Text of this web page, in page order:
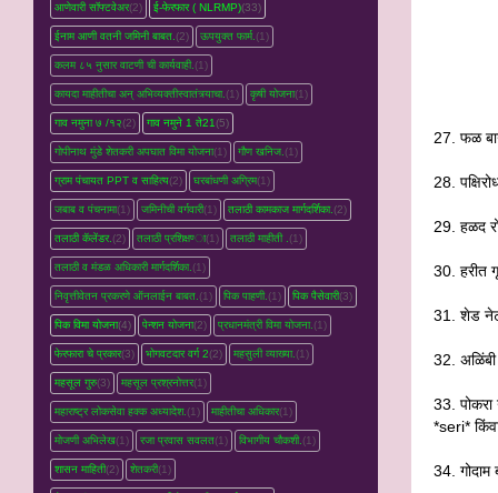
27. फळ
28.
29. हळद
30. हरीत
31. शेड
32. अळिंबी
33. पोकरा
*seri*
34. गोदाम
आणेवारी सॉफ्टवेअर(2) ई-फेरफार ( NLRMP)(33)
ईनाम आणी वतनी जमिनी बाबत.(2) ऊपयुक्त फार्म.(1)
कलम ८५ नुसार वाटणी ची कार्यवाही.(1)
कायदा माहीतीचा अन् अभिव्यक्तीस्वातंत्र्याचा.(1) कृषी योजना(1)
गाव नमुना ७ /१२(2) गाव नमुने 1 ते21(5)
गोपीनाथ मुंडे शेतकरी अपघात विमा योजना(1) गौण खनिज.(1)
ग्राम पंचायत PPT व साहित्य(2) घरबांधणी अग्रिम(1)
जबाब व पंचनामा(1) जमिनीची वर्गवारी(1) तलाठी कामकाज मार्गदर्शिका.(2)
तलाठी कॅलेंडर.(2) तलाठी प्रशिक्षण्‍ा(1) तलाठी माहीती .(1)
तलाठी व मंडळ अधिकारी मार्गदर्शिका.(1)
निवृत्तीवेतन प्रकरणे ऑनलाईन बाबत.(1) पिक पाहणी.(1) पिक पैसेवारी(3)
पिक विमा योजना(4) पेन्शन योजना(2) प्रधानमंत्री विमा योजना.(1)
फेरफारा चे प्रकार(3) भोगवटदार वर्ग 2(2) महसुली व्‍याख्‍या.(1)
महसूल गुरु(3) महसूल प्रश्रनोत्तर(1)
महाराष्ट्र लोकसेवा हक्क अध्यादेश.(1) माहीतीचा अधिकार(1)
मोजणी अभिलेख(1) रजा प्रवास सवलत(1) विभागीय चौकशी.(1)
शासन माहिती(2) शेतकरी(1)